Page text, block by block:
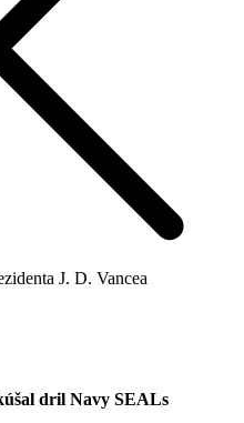
J. D. Vancea
dril Navy SEALs